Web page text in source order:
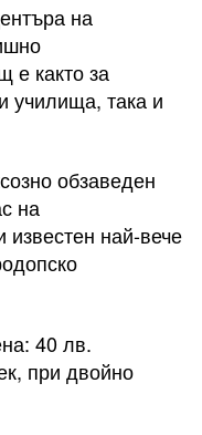
на
е както за
училища, така и
обзаведен
на
най-вече
40 лв.
при двойно